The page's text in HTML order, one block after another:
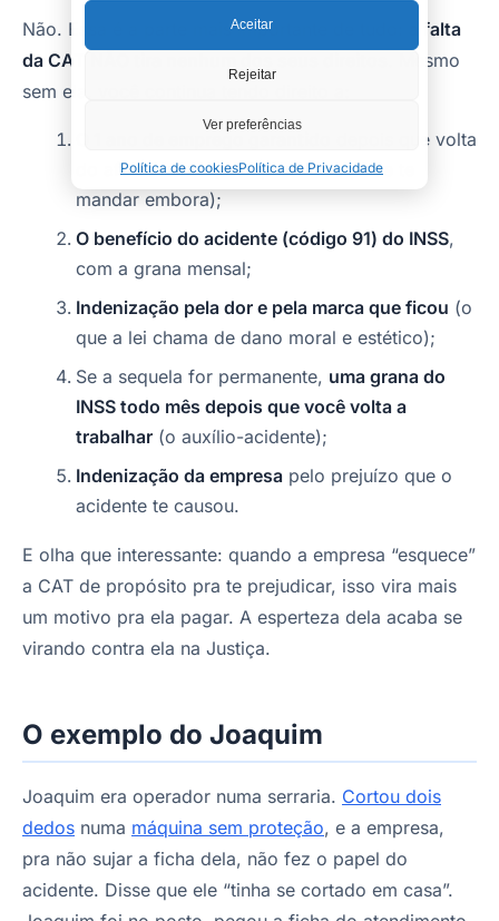
Aceitar
Rejeitar
Ver preferências
Política de cookiesPolítica de Privacidade
Não. Essa é a parte mais importante de tudo:
a falta
da CAT NÃO tira nenhum dos seus direitos
. Mesmo
sem ela, você continua tendo direito a:
depois que volta
do afastamento (a empresa não pode te
mandar embora);
O benefício do acidente (código 91) do INSS,
com a grana mensal;
Indenização pela dor e pela marca que ficou (o
que a lei chama de dano moral e estético);
Se a sequela for permanente, uma grana do
INSS todo mês depois que você volta a
trabalhar (o auxílio-acidente);
Indenização da empresa pelo prejuízo que o
acidente te causou.
E olha que interessante: quando a empresa “esquece”
a CAT de propósito pra te prejudicar, isso vira mais
um motivo pra ela pagar. A esperteza dela acaba se
virando contra ela na Justiça.
O exemplo do Joaquim
Joaquim era operador numa serraria. Cortou dois
dedos numa máquina sem proteção, e a empresa,
pra não sujar a ficha dela, não fez o papel do
acidente. Disse que ele “tinha se cortado em casa”.